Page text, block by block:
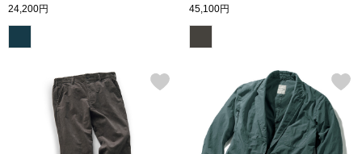
ルメールオマージュウオッチ
和装
和装小物
24,200円
45,100円